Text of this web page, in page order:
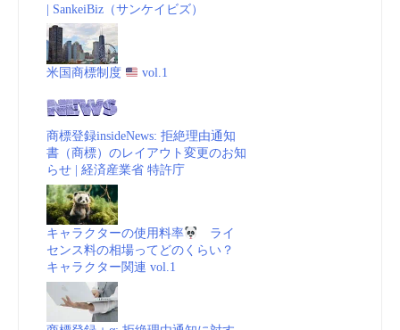
| SankeiBiz（サンケイビズ）
米国商標制度 vol.1
商標登録insideNews: 拒絶理由通知
書（商標）のレイアウト変更のお知
らせ | 経済産業省 特許庁
キャラクターの使用料率
ライ
センス料の相場ってどのくらい？
キャラクター関連 vol.1